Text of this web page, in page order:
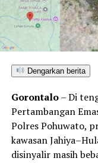
RELATED TOPICS:
Update Covid-19
Kasus Baru
Terima Tamu Dari
Terinfeksi Covid-19
Dengarkan berita
Gorontalo– Di
Pertambangan
Polres Pohuwato,
kawasan
disinyalir masih